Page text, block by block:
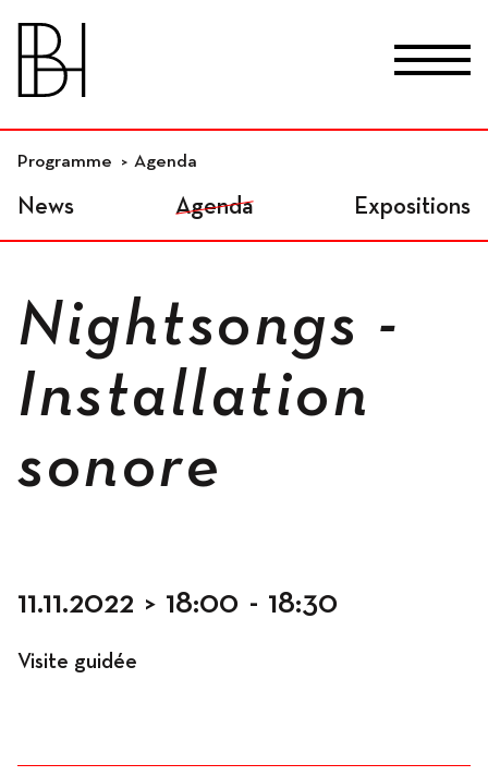
Lieux
Ateliers indépendants
Espaces
Occupation
Programme Agenda
News Agenda Expositions
Nightsongs -
Installation
sonore
11.11.2022 > 18:00 - 18:30
Visite guidée